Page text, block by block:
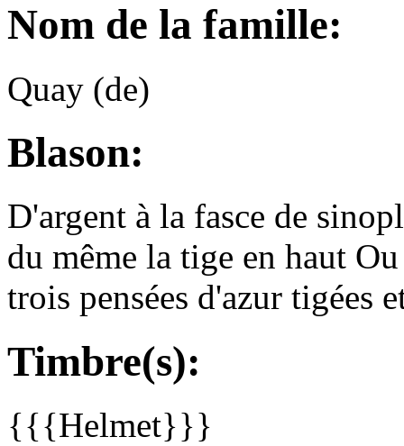
Nom de la famille:
Quay (de)
Blason:
D'argent à la fasce de
du même la tige en haut
trois pensées d'azur tigées
Timbre(s):
{{{Helmet}}}